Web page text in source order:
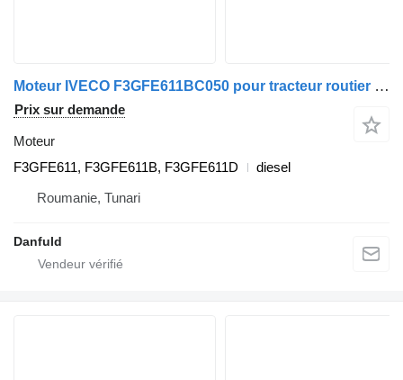
Moteur IVECO F3GFE611BC050 pour tracteur routier IVECO STRALIS ,TRAKKER
Prix sur demande
Moteur
F3GFE611, F3GFE611B, F3GFE611D
diesel
Roumanie, Tunari
Danfuld